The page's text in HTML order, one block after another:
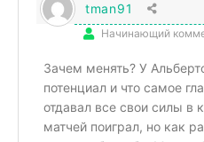
tman91
Начинающий
Зачем менять? У
потенциал и что самое
отдавал все свои силы в
матчей поиграл, но как